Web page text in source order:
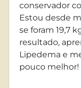
conservador
Estou desde
se foram 19,7
resultado,
Lipedema e
pouco melhor!